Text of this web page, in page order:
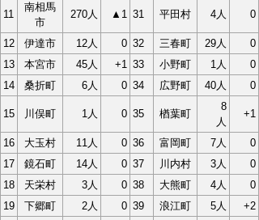
11
南相馬
市
270人 ▲1 31 平田村 4人 0
12 伊達市 12人 0 32 三春町 29人
0
13
本宮市 45人 +1 33 小野町 1人
0
14
桑折町 6人 0 34 広野町 40人 0
15 川俣町 1人 0 35 楢葉町
8
人
+1
16 大玉村 11人 0 36 富岡町 7人
0
17
鏡石町 14人 0 37 川内村 3人
0
18
天栄村 3人 0 38 大熊町 4人
0
19
下郷町 2人 0 39 浪江町 5人
+2